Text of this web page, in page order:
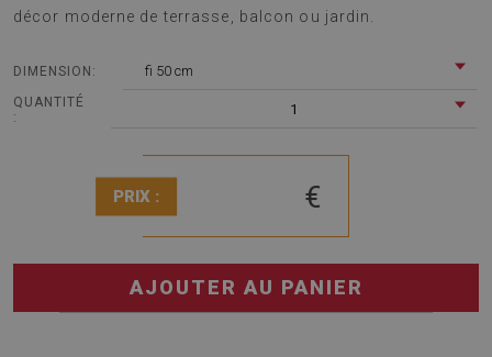
décor moderne de terrasse, balcon ou jardin.
DIMENSION: fi 50 cm
QUANTITÉ
:
1
PRIX : €
AJOUTER AU PANIER